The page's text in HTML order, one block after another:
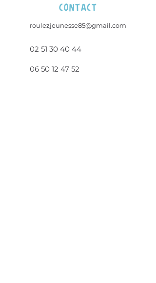
contact
roulezjeunesse85@gmail.com
02 51 30 40 44
06 50 12 47 52